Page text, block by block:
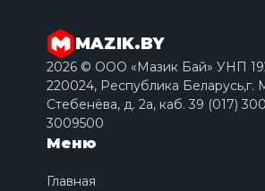
MAZIK.BY
2026 © ООО «Мазик Бай» УНП
220024, Республика Беларусь,г.
Стебенёва, д. 2a, каб. 39 (017)
3009500
Меню
Главная